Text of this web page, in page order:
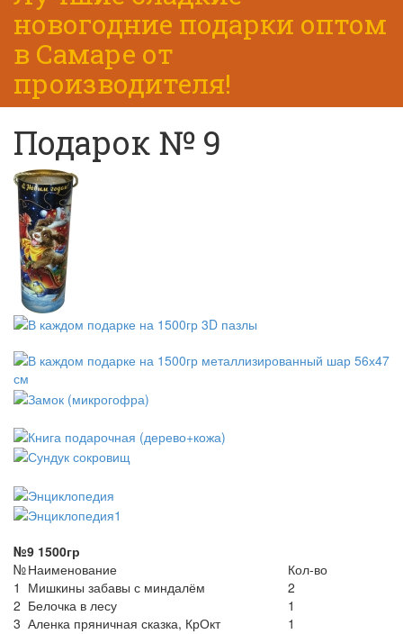
новогодние подарки оптом
в Самаре от
производителя!
Подарок № 9
№9 1500гр
№Наименование
Кол-во
1 Мишкины забавы с миндалём
2
2 Белочка в лесу
1
3 Аленка пряничная сказка, КрОкт
1